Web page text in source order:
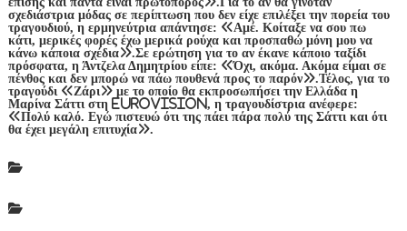
σχεδιάστρια μόδας σε περίπτωση που δεν είχε επιλέξει την πορεία του
τραγουδιού, η ερμηνεύτρια απάντησε: «Αμέ. Κοίταξε να σου πω
κάτι, μερικές φορές έχω μερικά ρούχα και προσπαθώ μόνη μου να
κάνω κάποια σχέδια».Σε ερώτηση για το αν έκανε κάποιο ταξίδι
πρόσφατα, η Άντζελα Δημητρίου είπε: «Όχι, ακόμα. Ακόμα είμαι σε
πένθος και δεν μπορώ να πάω πουθενά προς το παρόν».Τέλος, για το
τραγούδι «Ζάρι» με το οποίο θα εκπροσωπήσει την Ελλάδα η
Μαρίνα Σάττι στη Eurovision, η τραγουδίστρια ανέφερε:
«Πολύ καλό. Εγώ πιστευώ ότι της πάει πάρα πολύ της Σάττι και ότι
θα έχει μεγάλη επιτυχία».